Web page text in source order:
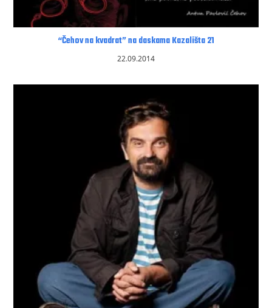
“Čehov na kvadrat” na daskama Kazališta 21
22.09.2014